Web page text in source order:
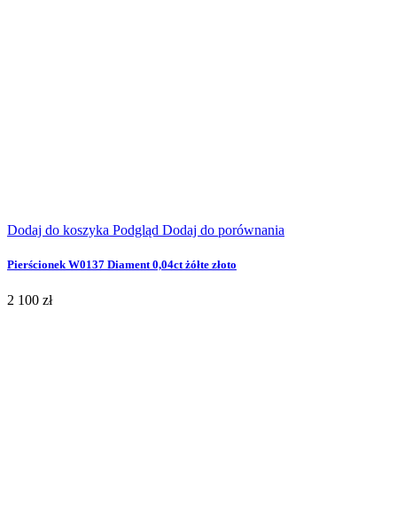
Dodaj do koszyka Podgląd Dodaj do porównania
Pierścionek W0137 Diament 0,04ct żółte złoto
2 100 zł